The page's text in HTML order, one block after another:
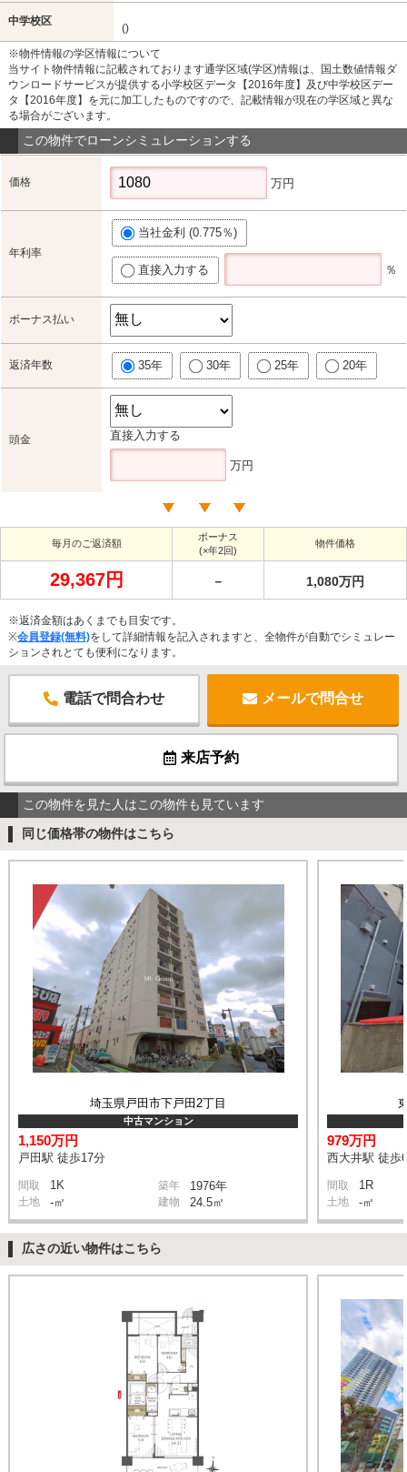
中学校区
()
※物件情報の学区情報について
当サイト物件情報に記載されております通学区域(学区)情報は、国土数値情報ダ
ウンロードサービスが提供する小学校区データ【2016年度】及び中学校区デー
タ【2016年度】を元に加工したものですので、記載情報が現在の学区域と異な
る場合がございます。
この物件でローンシミュレーションする
価格 万円
年利率
当社金利 (0.775％)
直接入力する ％
ボーナス払い
返済年数 35年 30年 25年 20年
頭金 直接入力する
万円
毎月のご返済額
ボーナス
(×年2回)
物件価格
29,367円 － 1,080万円
※返済金額はあくまでも目安です。
※会員登録(無料)をして詳細情報を記入されますと、全物件が自動でシミュレー
ションされとても便利になります。
電話で問合わせ メールで問合せ
来店予約
この物件を見た人はこの物件も見ています
同じ価格帯の物件はこちら
埼玉県戸田市下戸田2丁目
中古マンション
1,150万円
戸田駅 徒歩17分
間取 1K 築年 1976年
土地 -㎡ 建物 24.5㎡
979万円
西大井駅 徒歩
間取 1R
土地 -㎡
広さの近い物件はこちら